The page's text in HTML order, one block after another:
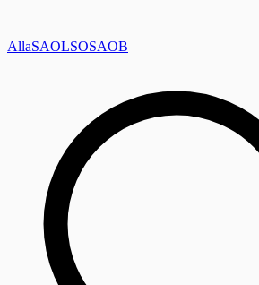
AllaSAOLSOSAOB